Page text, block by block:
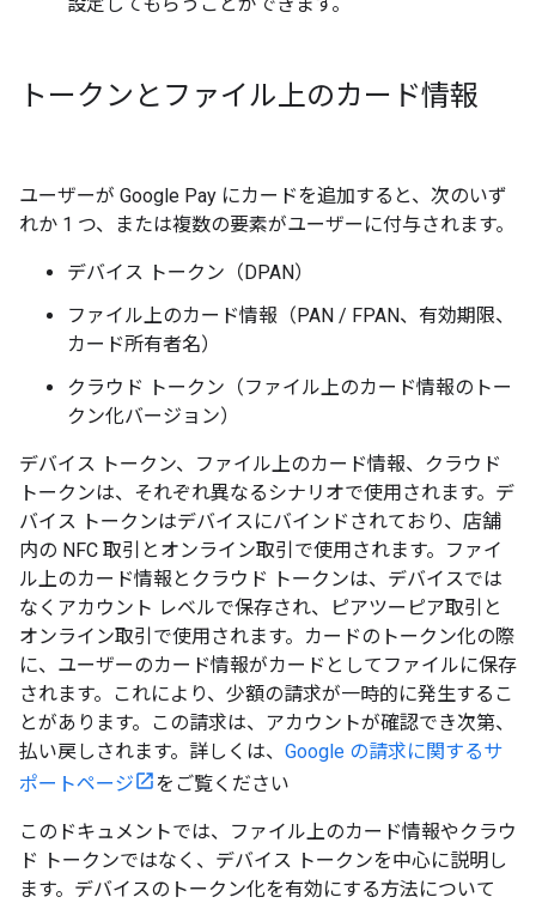
トークンとファイル上のカード情報
ユーザーが Google Pay にカードを追加すると、次のいず
れか 1 つ、または複数の要素がユーザーに付与されます。
デバイス トークン（DPAN）
ファイル上のカード情報（PAN / FPAN、有効期限、
カード所有者名）
クラウド トークン（ファイル上のカード情報のトー
クン化バージョン）
デバイス トークン、ファイル上のカード情報、クラウド
トークンは、それぞれ異なるシナリオで使用されます。デ
バイス トークンはデバイスにバインドされており、店舗
内の NFC 取引とオンライン取引で使用されます。ファイ
ル上のカード情報とクラウド トークンは、デバイスでは
なくアカウント レベルで保存され、ピアツーピア取引と
オンライン取引で使用されます。カードのトークン化の際
に、ユーザーのカード情報がカードとしてファイルに保存
されます。これにより、少額の請求が一時的に発生するこ
とがあります。この請求は、アカウントが確認でき次第、
払い戻しされます。詳しくは、 Google の請求に関するサ
ポートページ
をご覧ください
このドキュメントでは、ファイル上のカード情報やクラウ
ド トークンではなく、デバイス トークンを中心に説明し
ます。デバイスのトークン化を有効にする方法について